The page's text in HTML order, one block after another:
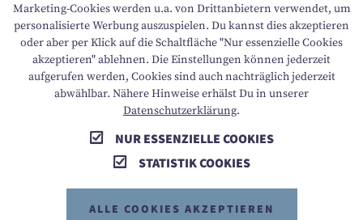
T +43 6136 8888 E info@dachsteinkoenig.at
A Am Hornspitz 1, 4824 Gosau, AT
Marketing-Cookies werden u.a. von Drittanbietern verwendet, um
personalisierte Werbung auszuspielen. Du kannst dies akzeptieren
oder aber per Klick auf die Schaltfläche "Nur essenzielle Cookies
akzeptieren" ablehnen. Die Einstellungen können jederzeit
aufgerufen werden, Cookies sind auch nachträglich jederzeit
abwählbar. Nähere Hinweise erhälst Du in unserer
Datenschutzerklärung.
NUR ESSENZIELLE COOKIES
STATISTIK COOKIES
ALLE COOKIES AKZEPTIEREN